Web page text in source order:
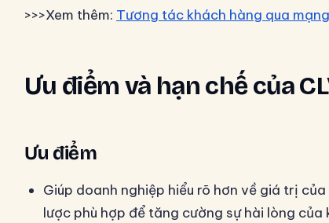
>>>Xem thêm: Tương tác khách hàng qua
Ưu điểm và hạn chế của
Ưu điểm
Giúp doanh nghiệp hiểu rõ hơn về giá trị
lược phù hợp để tăng cường sự hài lòng của